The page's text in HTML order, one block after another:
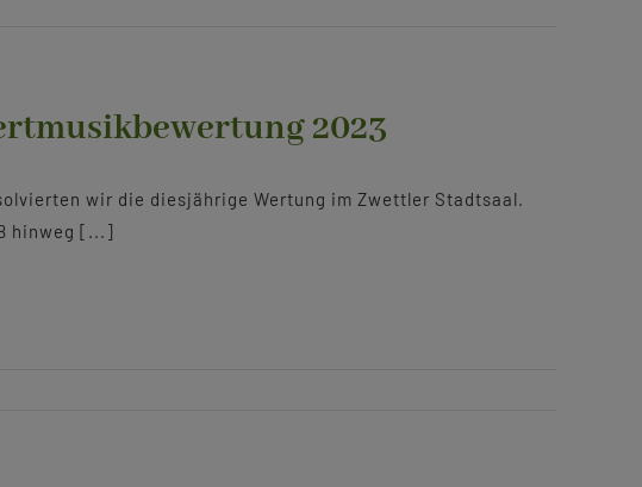
2023
wir die diesjährige Wertung im Zwettler Stadtsaal.
hinweg [...]